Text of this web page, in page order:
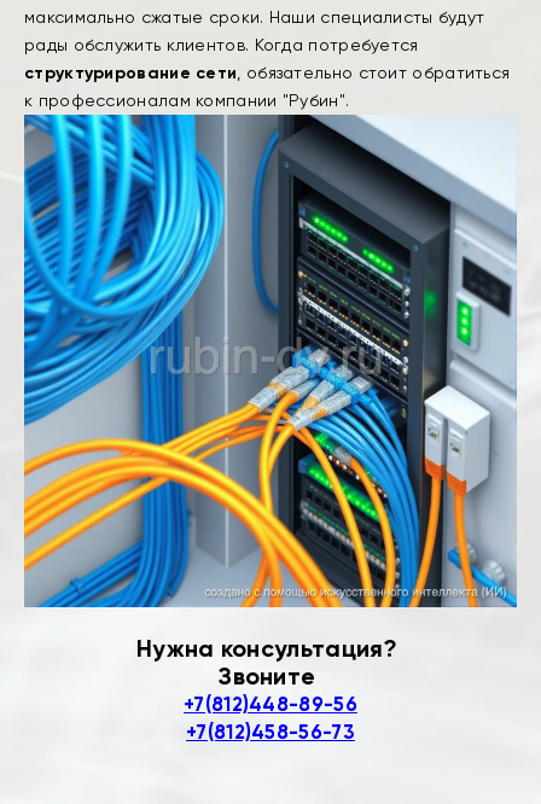
максимально сжатые сроки. Наши специалисты будут
рады обслужить клиентов. Когда потребуется
структурирование сети , обязательно стоит обратиться
к профессионалам компании "Рубин".
Нужна консультация?
Звоните
+7(812)448-89-56
+7(812)458-56-73